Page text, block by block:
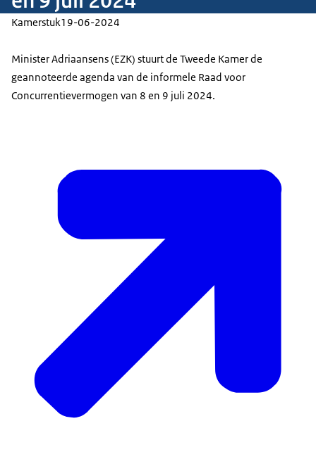
Kamerstuk19-06-2024
Minister Adriaansens (EZK) stuurt de Tweede Kamer de
geannoteerde agenda van de informele Raad voor
Concurrentievermogen van 8 en 9 juli 2024.